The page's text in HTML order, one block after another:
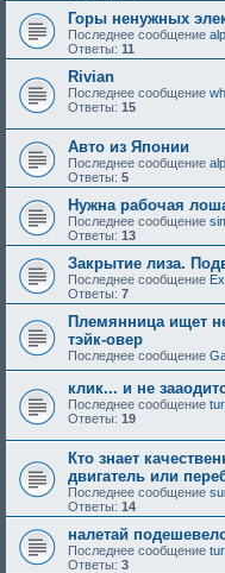
Горы ненужных
Последнее сообщение
Ответы: 11
Rivian
Последнее сообщение
Ответы: 15
Авто из Японии
Последнее сообщение
Ответы: 5
Нужна рабочая
Последнее сообщение
Ответы: 13
Закрытие лиза.
Последнее сообщение
Ответы: 7
Племянница ищет
тэйк-овер
Последнее сообщение
клик... и не
Последнее сообщение
Ответы: 19
Кто знает
двигатель или
Последнее сообщение
Ответы: 14
налетай
Последнее сообщение
Ответы: 3